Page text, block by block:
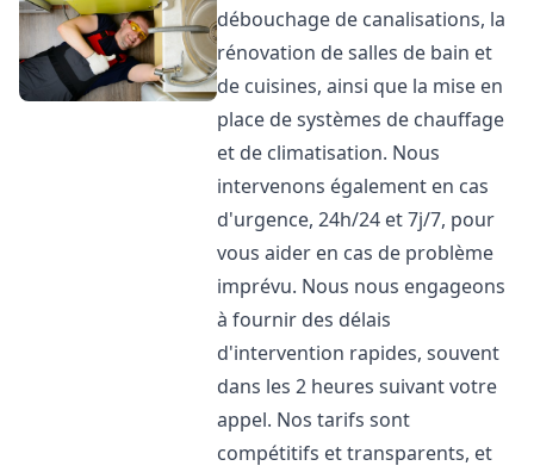
débouchage de canalisations, la
rénovation de salles de bain et
de cuisines, ainsi que la mise en
place de systèmes de chauffage
et de climatisation. Nous
intervenons également en cas
d'urgence, 24h/24 et 7j/7, pour
vous aider en cas de problème
imprévu. Nous nous engageons
à fournir des délais
d'intervention rapides, souvent
dans les 2 heures suivant votre
appel. Nos tarifs sont
compétitifs et transparents, et